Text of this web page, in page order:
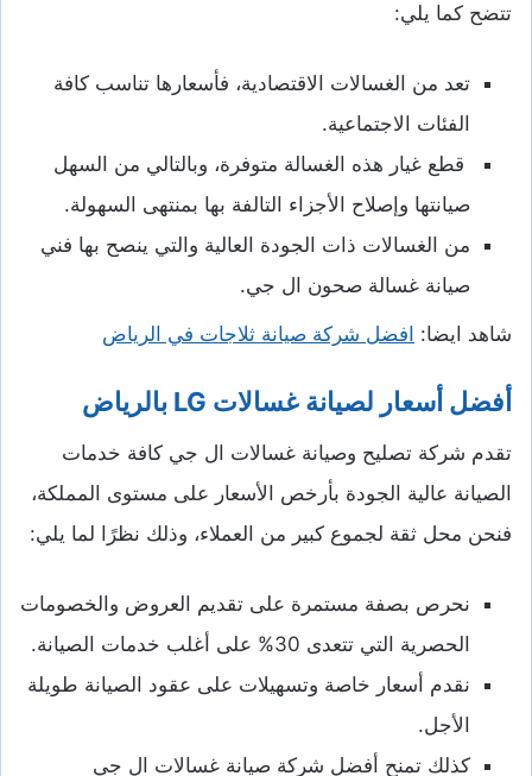
تتضح كما يلي:
تعد من الغسالات الاقتصادية، فأسعارها تناسب كافة
الفئات الاجتماعية.
قطع غيار هذه الغسالة متوفرة، وبالتالي من السهل
صيانتها وإصلاح الأجزاء التالفة بها بمنتهى السهولة.
من الغسالات ذات الجودة العالية والتي ينصح بها فني
صيانة غسالة صحون ال جي.
شاهد ايضا: افضل شركة صيانة ثلاجات في الرياض
أفضل أسعار لصيانة غسالات LG بالرياض
تقدم شركة تصليح وصيانة غسالات ال جي كافة خدمات
الصيانة عالية الجودة بأرخص الأسعار على مستوى المملكة،
فنحن محل ثقة لجموع كبير من العملاء، وذلك نظرًا لما يلي:
نحرص بصفة مستمرة على تقديم العروض والخصومات
الحصرية التي تتعدى 30% على أغلب خدمات الصيانة.
نقدم أسعار خاصة وتسهيلات على عقود الصيانة طويلة
الأجل.
كذلك تمنح أفضل شركة صيانة غسالات ال جي